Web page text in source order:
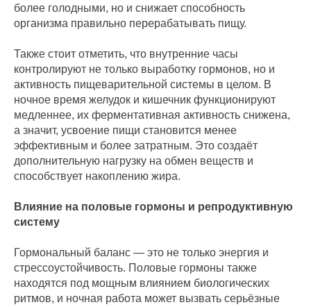
более голодными, но и снижает способность
организма правильно перерабатывать пищу.
Также стоит отметить, что внутренние часы
контролируют не только выработку гормонов, но и
активность пищеварительной системы в целом. В
ночное время желудок и кишечник функционируют
медленнее, их ферментативная активность снижена,
а значит, усвоение пищи становится менее
эффективным и более затратным. Это создаёт
дополнительную нагрузку на обмен веществ и
способствует накоплению жира.
Влияние на половые гормоны и репродуктивную
систему
Гормональный баланс — это не только энергия и
стрессоустойчивость. Половые гормоны также
находятся под мощным влиянием биологических
ритмов, и ночная работа может вызвать серьёзные